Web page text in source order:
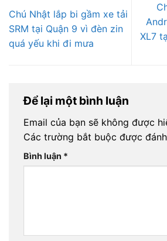
Chú Nhật lắp bi gầm xe tải
SRM tại Quận 9 vì đèn zin
quá yếu khi đi mưa
XL7
Để lại một bình luận
Email của bạn sẽ không được
Các trường bắt buộc được
Bình luận *